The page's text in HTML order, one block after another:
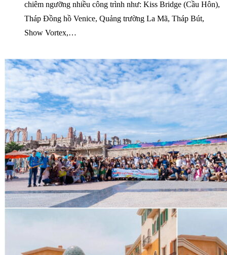
chiêm ngưỡng nhiều công trình như: Kiss Bridge (Cầu Hôn),
Tháp Đồng hồ Venice, Quảng trường La Mã, Tháp Bút,
Show Vortex,…